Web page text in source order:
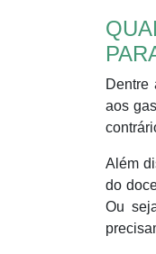
Dentre
aos
Além
do
Ou